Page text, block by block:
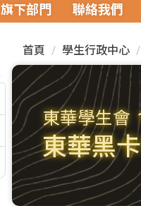
旗下部門 聯絡我們
首頁 學生行政中心
東華學生會
東華黑